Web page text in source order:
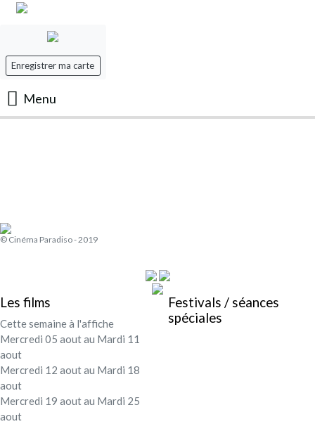
Enregistrer ma carte
Menu
Festival - soirée
Mon compte
© Cinéma Paradiso - 2019
Les films
Cette semaine à l'affiche
Mercredi 05 aout au Mardi 11
aout
Mercredi 12 aout au Mardi 18
aout
Mercredi 19 aout au Mardi 25
aout
Festivals / séances
spéciales